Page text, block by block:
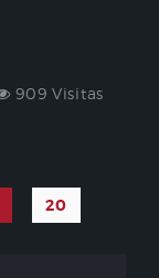
909 Visitas
20